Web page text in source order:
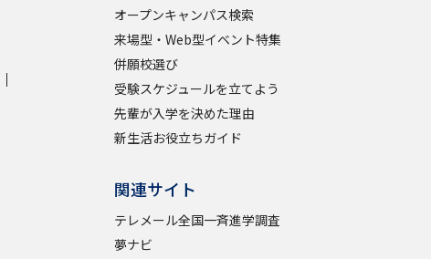
オープンキャンパス検索
来場型・Web型イベント特集
併願校選び
受験スケジュールを立てよう
先輩が入学を決めた理由
新生活お役立ちガイド
関連サイト
テレメール全国一斉進学調査
夢ナビ